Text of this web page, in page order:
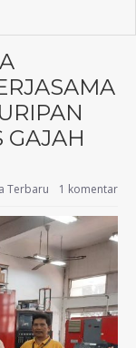
GAJAH
Terbaru 1 komentar